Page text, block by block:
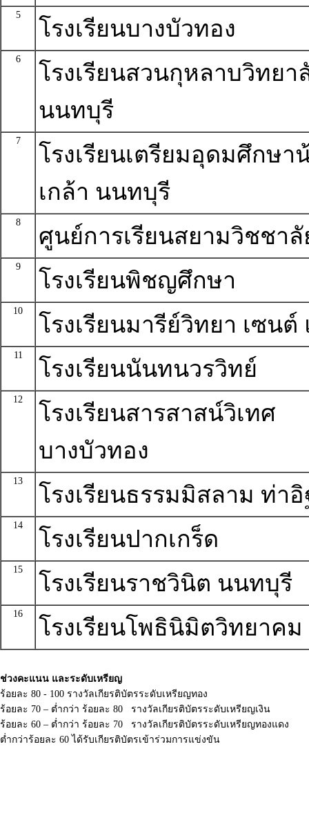
5
โรงเรียนบางบัวทอง
6
โรงเรียนสวนกุหลาบวิทยา
นนทบุรี
7
โรงเรียนเตรียมอุดมศึกษา
เกล้า นนทบุรี
8
ศูนย์การเรียนสยามวิชชาลั
9
โรงเรียนพิชญศึกษา
10
โรงเรียนมารีย์วิทยา เซนต์
11
โรงเรียนนันทนวรวิทย์
12
โรงเรียนสารสาสน์วิเทศ
บางบัวทอง
13
โรงเรียนธรรมมิสลาม ท่าอิ
14
โรงเรียนปากเกร็ด
15
โรงเรียนราชวินิต นนทบุรี
16
โรงเรียนโพธินิมิตวิทยาคม
ช่วงคะแนน และระดับเหรียญ
ร้อยละ 80 - 100 รางวัลเกียรติบัตรระดับเหรียญทอง
ร้อยละ 70 – ต่ำกว่า ร้อยละ 80 รางวัลเกียรติบัตรระดับเหรียญเงิน
ร้อยละ 60 – ต่ำกว่า ร้อยละ 70 รางวัลเกียรติบัตรระดับเหรียญทองแดง
ต่ำกว่าร้อยละ 60 ได้รับเกียรติบัตรเข้าร่วมการแข่งขัน